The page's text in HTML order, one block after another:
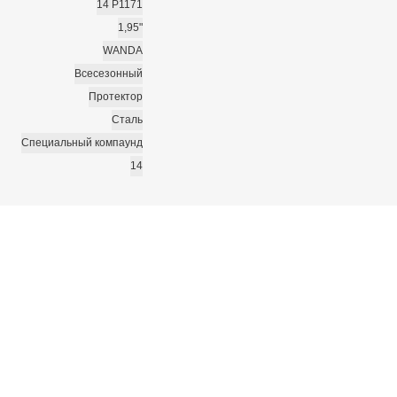
14 P1171
1,95"
WANDA
Всесезонный
Протектор
Сталь
Специальный компаунд
14